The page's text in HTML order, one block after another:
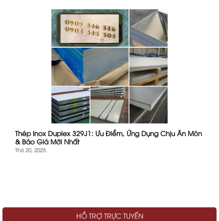
HỖ TRỢ TRỰC TUYẾN
Thép Inox Duplex 329J1: Ưu Điểm, Ứng Dụng Chịu Ăn Mòn
& Báo Giá Mới Nhất
Th6 20, 2025